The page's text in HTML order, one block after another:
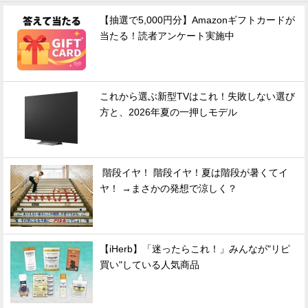
【抽選で5,000円分】Amazonギフトカードが
当たる！読者アンケート実施中
これから選ぶ新型TVはこれ！失敗しない選び
方と、2026年夏の一押しモデル
階段イヤ！ 階段イヤ！夏は階段が暑くてイ
ヤ！ →まさかの発想で涼しく？
【iHerb】「迷ったらこれ！」みんなが"リピ
買い"している人気商品